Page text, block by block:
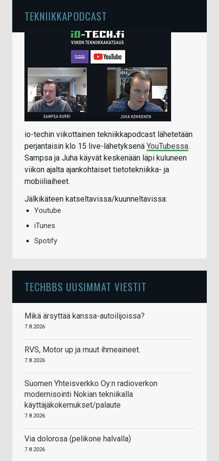
TEKNIIKKAPODCAST
io-techin viikottainen tekniikkapodcast lähetetään
perjantaisin klo 15 live-lähetyksenä YouTubessa.
Sampsa ja Juha käyvät keskenään läpi kuluneen
viikon ajalta ajankohtaiset tietotekniikka- ja
mobiiliaiheet.
Jälkikäteen katseltavissa/kuunneltavissa:
Youtube
iTunes
Spotify
TECHBBS UUSIMMAT VIESTIT
Mikä ärsyttää kanssa-autoilijoissa?
7.8.2026
RVS, Motor up ja muut ihmeaineet.
7.8.2026
Suomen Yhteisverkko Oy:n radioverkon
modernisointi Nokian tekniikalla
käyttäjäkokemukset/palaute
7.8.2026
Via dolorosa (pelikone halvalla)
7.8.2026